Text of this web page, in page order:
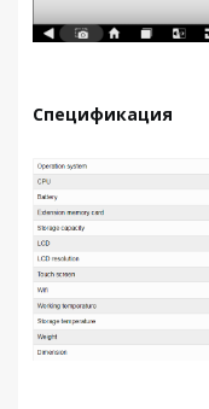
Спецификация